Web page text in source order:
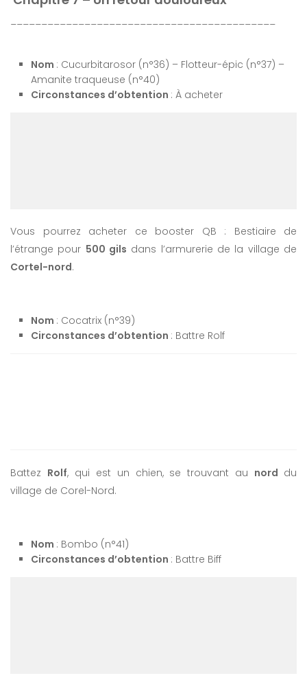
Nom : Cucurbitarosor (n°36) – Flotteur-épic (n°37) –
Amanite traqueuse (n°40)
Circonstances d’obtention : À acheter
Vous pourrez acheter ce booster QB : Bestiaire de
l’étrange pour 500 gils dans l’armurerie de la village de
Cortel-nord.
Nom : Cocatrix (n°39)
Circonstances d’obtention : Battre Rolf
Battez Rolf, qui est un chien, se trouvant au nord du
village de Corel-Nord.
Nom : Bombo (n°41)
Circonstances d’obtention : Battre Biff